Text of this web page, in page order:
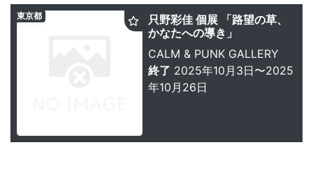
只野彩佳 個展 「路望の草、
かなたへの導き」
CALM & PUNK GALLERY
終了 2025年10月3日〜2025
年10月26日
東京都